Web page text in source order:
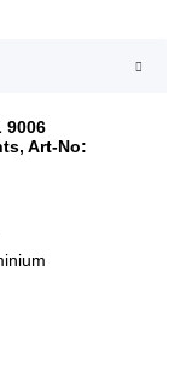
9006
Art-No: